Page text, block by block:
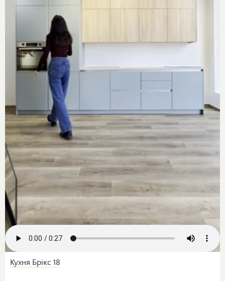
Кухня Брікс 18